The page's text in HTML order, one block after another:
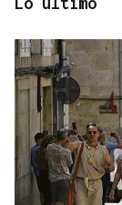
CRISIS